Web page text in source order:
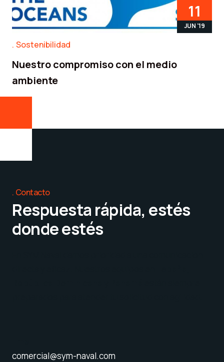
11
JUN '19
Sostenibilidad
Nuestro compromiso con el medio
ambiente
Contacto
Respuesta rápida, estés
donde estés
comercial@sym-naval.com